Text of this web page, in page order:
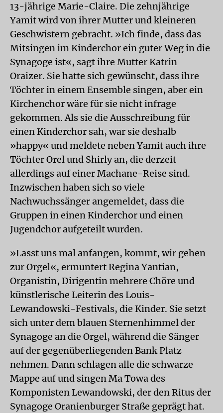
13-jährige Marie-Claire. Die zehnjährige
Yamit wird von ihrer Mutter und kleineren
Geschwistern gebracht. »Ich finde, dass das
Mitsingen im Kinderchor ein guter Weg in die
Synagoge ist«, sagt ihre Mutter Katrin
Oraizer. Sie hatte sich gewünscht, dass ihre
Töchter in einem Ensemble singen, aber ein
Kirchenchor wäre für sie nicht infrage
gekommen. Als sie die Ausschreibung für
einen Kinderchor sah, war sie deshalb
»happy« und meldete neben Yamit auch ihre
Töchter Orel und Shirly an, die derzeit
allerdings auf einer Machane-Reise sind.
Inzwischen haben sich so viele
Nachwuchssänger angemeldet, dass die
Gruppen in einen Kinderchor und einen
Jugendchor aufgeteilt wurden.
»Lasst uns mal anfangen, kommt, wir gehen
zur Orgel«, ermuntert Regina Yantian,
Organistin, Dirigentin mehrere Chöre und
künstlerische Leiterin des Louis-
Lewandowski-Festivals, die Kinder. Sie setzt
sich unter dem blauen Sternenhimmel der
Synagoge an die Orgel, während die Sänger
auf der gegenüberliegenden Bank Platz
nehmen. Dann schlagen alle die schwarze
Mappe auf und singen Ma Towa des
Komponisten Lewandowski, der den Ritus der
Synagoge Oranienburger Straße geprägt hat.